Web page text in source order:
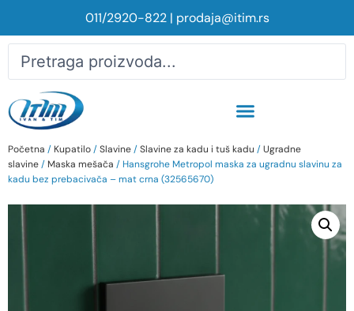
011/2920-822| prodaja@itim.rs
Početna / Kupatilo/Slavine/Slavine za kadu i tuš kadu /Ugradne
slavine/ Maska mešača / Hansgrohe Metropol maska za ugradnu slavinu za
kadu bez prebacivača – mat crna (32565670)